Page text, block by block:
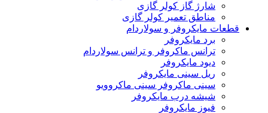
شارژ گاز کولر گازی
مناطق تعمیر کولر گازی
قطعات مایکروفر و سولاردام
برد مایکروفر
ترانس ماکروفر و ترانس سولاردام
دیود مایکروفر
ریل سینی مایکروفر
سینی ماکروفر سینی ماکروویو
شیشه درب مایکروفر
فیوز مایکروفر